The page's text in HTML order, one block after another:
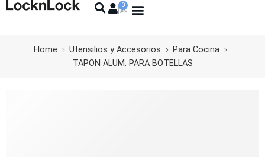
Home Utensilios y Accesorios
Para Cocina
TAPON ALUM. PARA BOTELLAS